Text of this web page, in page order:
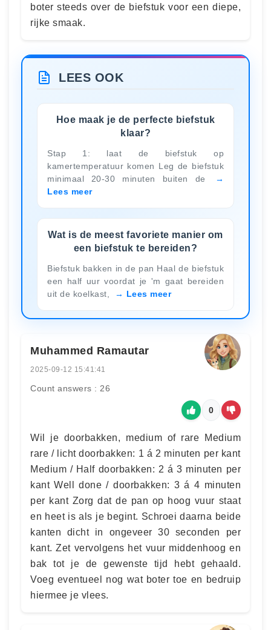
boter steeds over de biefstuk voor een diepe,
rijke smaak.
LEES OOK
Hoe maak je de perfecte biefstuk
klaar?
Stap 1: laat de biefstuk op
kamertemperatuur komen Leg de biefstuk
minimaal 20-30 minuten buiten de
Lees meer
Wat is de meest favoriete manier om
een ​​biefstuk te bereiden?
Biefstuk bakken in de pan Haal de biefstuk
een half uur voordat je 'm gaat bereiden
uit de koelkast,
Lees meer
Muhammed Ramautar
2025-09-12 15:41:41
Count answers : 26
0
Wil je doorbakken, medium of rare Medium
rare / licht doorbakken: 1 á 2 minuten per kant
Medium / Half doorbakken: 2 á 3 minuten per
kant Well done / doorbakken: 3 á 4 minuten
per kant Zorg dat de pan op hoog vuur staat
en heet is als je begint. Schroei daarna beide
kanten dicht in ongeveer 30 seconden per
kant. Zet vervolgens het vuur middenhoog en
bak tot je de gewenste tijd hebt gehaald.
Voeg eventueel nog wat boter toe en bedruip
hiermee je vlees.